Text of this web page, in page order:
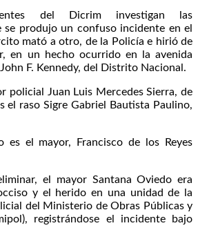
del Dicrim investigan las
se produjo un confuso incidente en el
mató a otro, de la Policía e hirió de
en un hecho ocurrido en la avenida
F. Kennedy, del Distrito Nacional.
policial Juan Luis Mercedes Sierra, de
el raso Sigre Gabriel Bautista Paulino,
es el mayor, Francisco de los Reyes
el mayor Santana Oviedo era
y el herido en una unidad de la
del Ministerio de Obras Públicas y
registrándose el incidente bajo